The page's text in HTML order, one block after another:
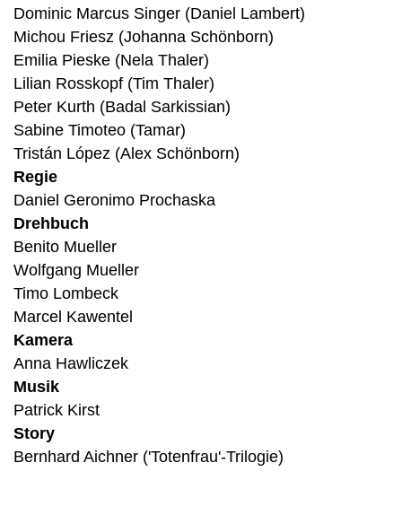
Dominic Marcus Singer (Daniel Lambert)
Michou Friesz (Johanna Schönborn)
Emilia Pieske (Nela Thaler)
Lilian Rosskopf (Tim Thaler)
Peter Kurth (Badal Sarkissian)
Sabine Timoteo (Tamar)
Tristán López (Alex Schönborn)
Regie
Daniel Geronimo Prochaska
Drehbuch
Benito Mueller
Wolfgang Mueller
Timo Lombeck
Marcel Kawentel
Kamera
Anna Hawliczek
Musik
Patrick Kirst
Story
Bernhard Aichner ('Totenfrau'-Trilogie)